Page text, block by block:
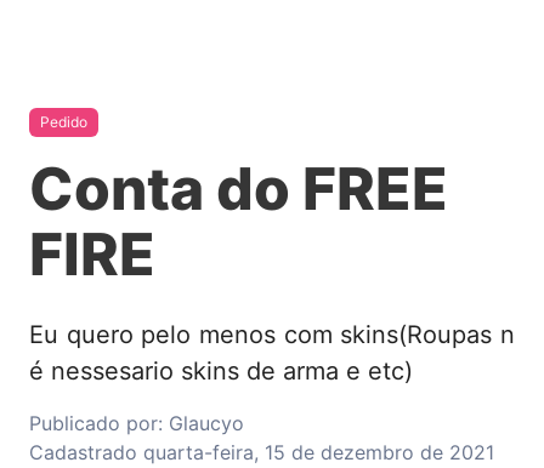
Pedido
Conta do FREE
FIRE
Eu quero pelo menos com skins(Roupas n
é nessesario skins de arma e etc)
Publicado por: Glaucyo
Cadastrado quarta-feira, 15 de dezembro de 2021